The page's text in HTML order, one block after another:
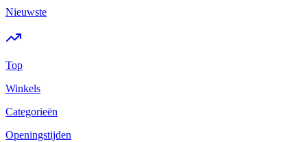
Nieuwste
Top
Winkels
Categorieën
Openingstijden